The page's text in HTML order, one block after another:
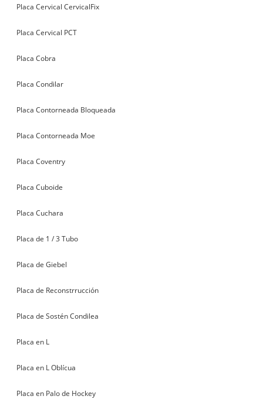
Placa Cervical CervicalFix
Placa Cervical PCT
Placa Cobra
Placa Condilar
Placa Contorneada Bloqueada
Placa Contorneada Moe
Placa Coventry
Placa Cuboide
Placa Cuchara
Placa de 1 / 3 Tubo
Placa de Giebel
Placa de Reconstrrucción
Placa de Sostén Condilea
Placa en L
Placa en L Oblícua
Placa en Palo de Hockey